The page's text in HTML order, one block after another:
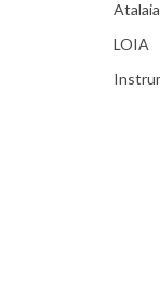
Atalaia
LOIA